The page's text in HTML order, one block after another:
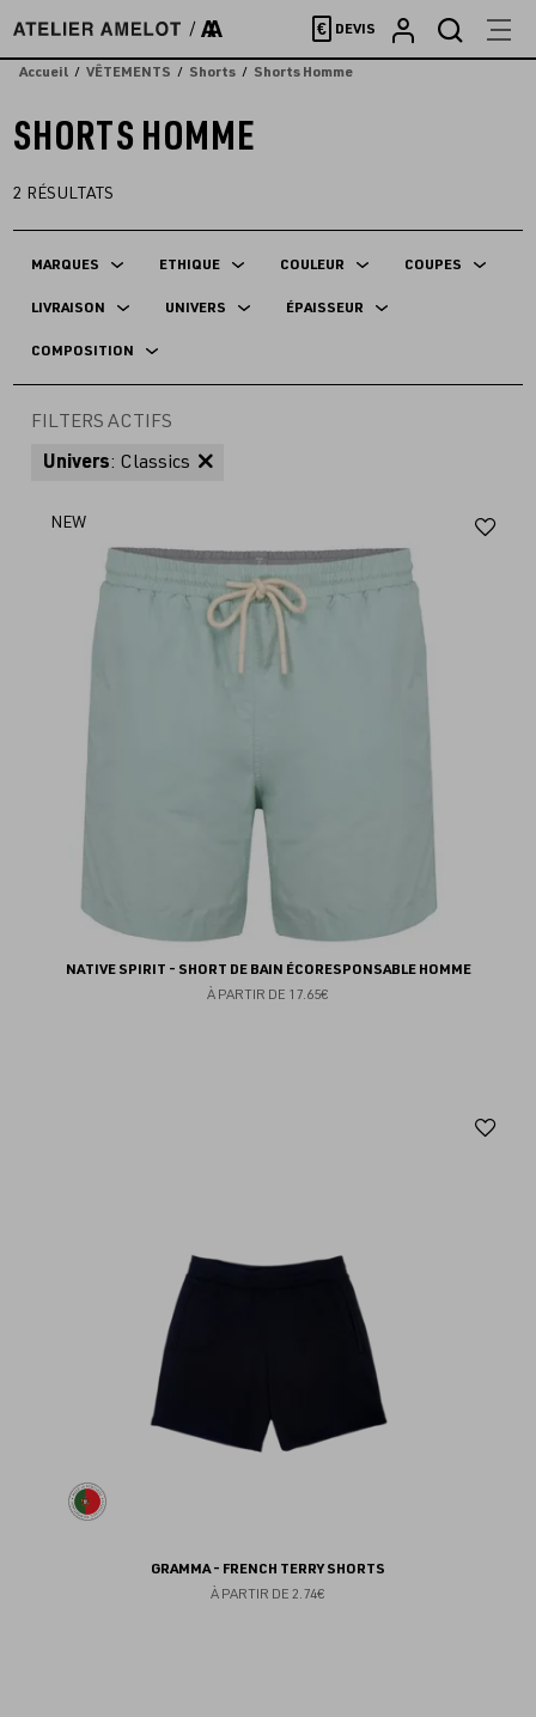
directement
au
€ DEVIS
Accueil VÊTEMENTS Shorts Shorts Homme
SHORTS HOMME
2 RÉSULTATS
MARQUES ETHIQUE COULEUR COUPES
LIVRAISON UNIVERS ÉPAISSEUR
COMPOSITION
FILTERS ACTIFS
Univers: Classics
NEW
NATIVE SPIRIT - SHORT DE BAIN ÉCORESPONSABLE HOMME
À PARTIR DE 17.65€
GRAMMA - FRENCH TERRY SHORTS
À PARTIR DE 2.74€